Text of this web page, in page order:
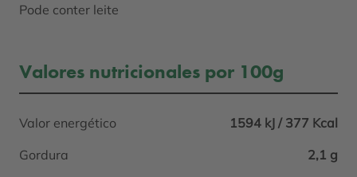
Pode conter leite
Valores nutricionales por 100g
Valor energético
1594 kJ / 377 Kcal
Gordura
2,1 g